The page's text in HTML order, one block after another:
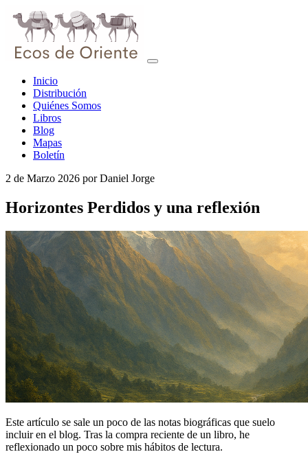
Inicio
Distribución
Quiénes Somos
Libros
Blog
Mapas
Boletín
2 de Marzo 2026 porDaniel Jorge
Horizontes Perdidos y una reflexión
Este artículo se sale un poco de las notas biográficas que suelo
incluir en el blog. Tras la compra reciente de un libro, he
reflexionado un poco sobre mis hábitos de lectura.